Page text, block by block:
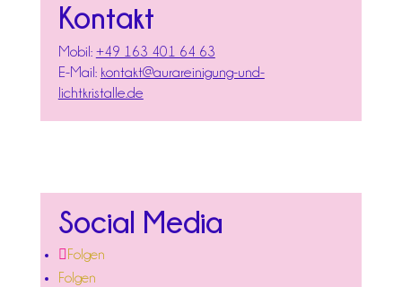
Kontakt
Mobil: +49 163 401 64 63
E-Mail: kontakt@aurareinigung-und-
lichtkristalle.de
Social Media
Folgen
Folgen